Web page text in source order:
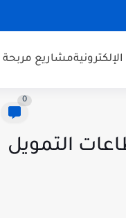
الإلكترونيةمشاريع مربحة
0
التمويل